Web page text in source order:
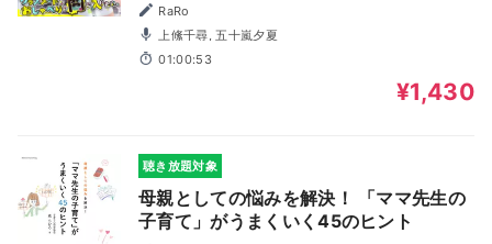
RaRo
上絛千尋, 五十嵐夕夏
01:00:53
¥1,430
聴き放題対象
母親としての悩みを解決！ 「ママ先生の
子育て」がうまくいく45のヒント